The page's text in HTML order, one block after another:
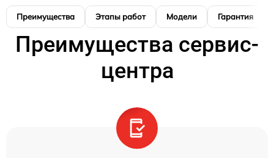
Преимущества Этапы работ Модели Гарантия
Преимущества сервис-
центра